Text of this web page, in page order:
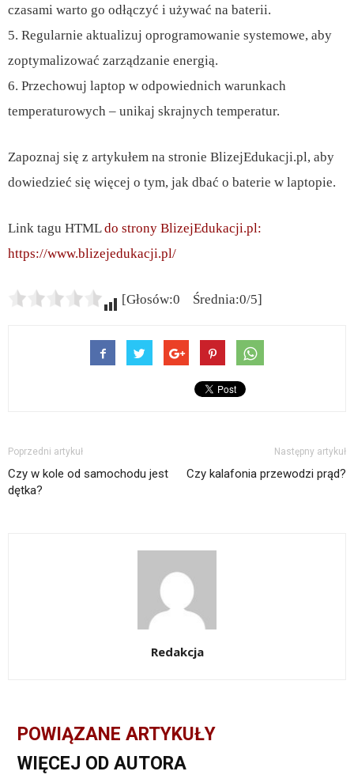
czasami warto go odłączyć i używać na baterii.
5. Regularnie aktualizuj oprogramowanie systemowe, aby
zoptymalizować zarządzanie energią.
6. Przechowuj laptop w odpowiednich warunkach
temperaturowych – unikaj skrajnych temperatur.
Zapoznaj się z artykułem na stronie BlizejEdukacji.pl, aby
dowiedzieć się więcej o tym, jak dbać o baterie w laptopie.
Link tagu HTMLdo strony BlizejEdukacji.pl:
https://www.blizejedukacji.pl/
[Głosów:0 Średnia:0/5]
Poprzedni artykuł
Czy w kole od samochodu jest
dętka?
Następny artykuł
Czy kalafonia przewodzi prąd?
Redakcja
POWIĄZANE ARTYKUŁY
WIĘCEJ OD AUTORA